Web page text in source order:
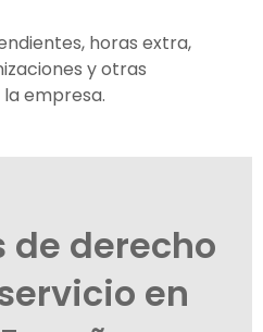
horas extra,
y otras
empresa.
de derecho
en